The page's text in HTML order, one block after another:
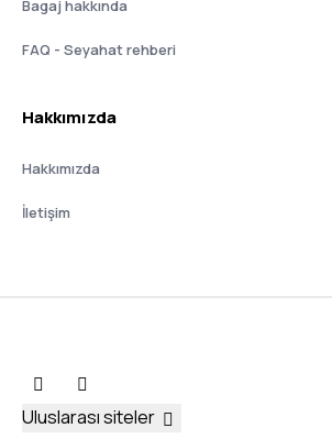
Bagaj hakkında
FAQ - Seyahat rehberi
Hakkımızda
Hakkımızda
İletişim
Uluslarası siteler